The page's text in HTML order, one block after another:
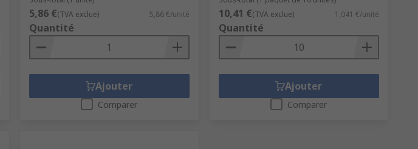
5,86 €(TVA exclue) 5,86 €/unité
Quantité
Ajouter
Comparer
10,41 €(TVA exclue) 1,041 €/unité
Quantité
Ajouter
Comparer